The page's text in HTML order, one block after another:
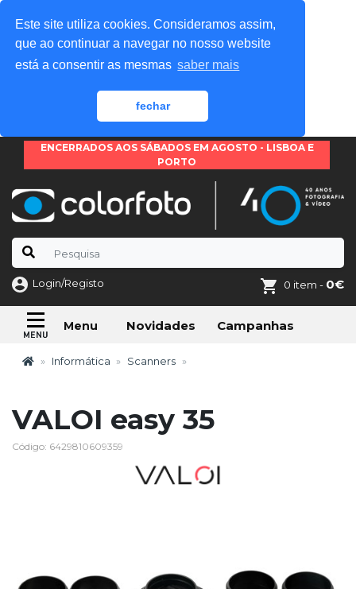
Este site utiliza cookies. Consideramos assim,
que ao continuar a navegar no nosso website
está a consentir as mesmas saber mais
fechar
ENCERRADOS AOS SÁBADOS EM AGOSTO - LISBOA E
PORTO
Login/Registo 0 item - 0€
Menu Novidades Campanhas
Informática Scanners
VALOI easy 35
Código: 6429810609359